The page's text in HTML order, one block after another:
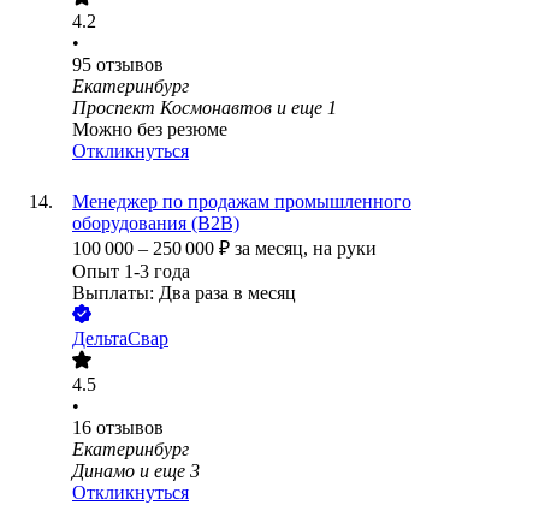
4.2
•
95 отзывов
Екатеринбург
Проспект Космонавтов и еще 1
Можно без резюме
Откликнуться
Менеджер по продажам промышленного
оборудования (B2B)
100 000 – 250 000 ₽ за месяц, на руки
Опыт 1-3 года
Выплаты: Два раза в месяц
ДельтаСвар
4.5
•
16 отзывов
Екатеринбург
Динамо и еще 3
Откликнуться